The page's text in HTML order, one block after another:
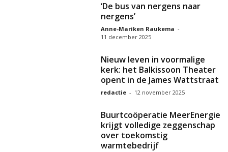
‘De bus van nergens naar
nergens’
Anne-Mariken Raukema -
11 december 2025
Nieuw leven in voormalige
kerk: het Balkissoon Theater
opent in de James Wattstraat
redactie - 12 november 2025
Buurtcoöperatie MeerEnergie
krijgt volledige zeggenschap
over toekomstig
warmtebedrijf